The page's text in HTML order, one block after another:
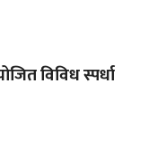
विविध स्पर्धा